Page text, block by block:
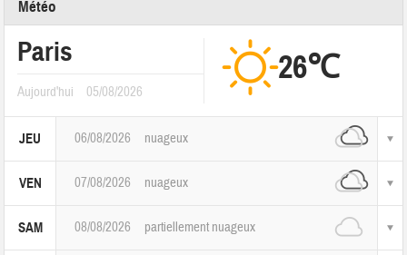
Météo
Paris
Aujourd'hui 05/08/2026
26℃
JEU 06/08/2026 nuageux
VEN 07/08/2026 nuageux
SAM 08/08/2026 partiellement nuageux